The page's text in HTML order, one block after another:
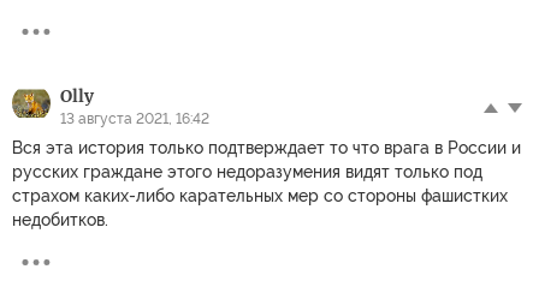
Olly
13 августа 2021, 16:42
Вся эта история только подтверждает то что врага в России и
русских граждане этого недоразумения видят только под
страхом каких-либо карательных мер со стороны фашистких
недобитков.